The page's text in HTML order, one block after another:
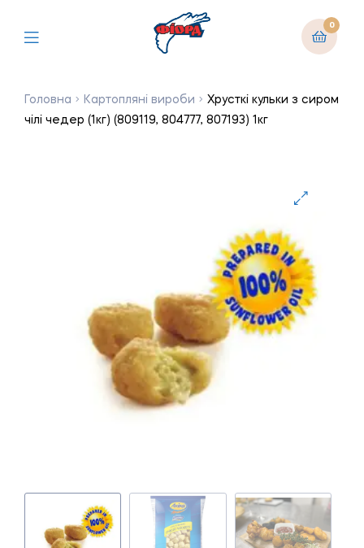
0
Головна Картопляні вироби
Хрусткі кульки з сиром
чілі чедер (1кг) (809119, 804777, 807193) 1кг